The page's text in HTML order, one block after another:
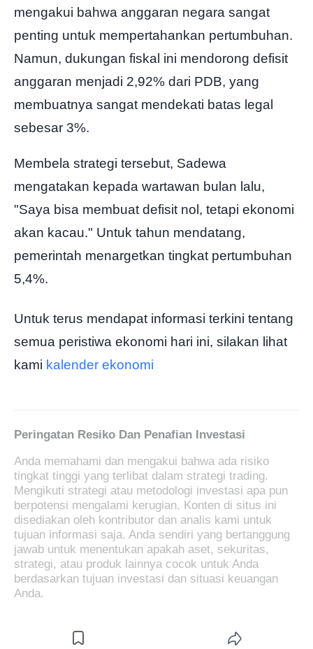
mengakui bahwa anggaran negara sangat
penting untuk mempertahankan pertumbuhan.
Namun, dukungan fiskal ini mendorong defisit
anggaran menjadi 2,92% dari PDB, yang
membuatnya sangat mendekati batas legal
sebesar 3%.
Membela strategi tersebut, Sadewa
mengatakan kepada wartawan bulan lalu,
"Saya bisa membuat defisit nol, tetapi ekonomi
akan kacau." Untuk tahun mendatang,
pemerintah menargetkan tingkat pertumbuhan
5,4%.
Untuk terus mendapat informasi terkini tentang
semua peristiwa ekonomi hari ini, silakan lihat
kami kalender ekonomi
Peringatan Resiko Dan Penafian Investasi
Anda memahami dan mengakui bahwa ada risiko
tingkat tinggi yang terlibat dalam strategi trading.
Mengikuti strategi atau metodologi investasi apa pun
berpotensi mengalami kerugian. Konten di situs ini
disediakan oleh kontributor dan analis kami untuk
tujuan informasi saja. Anda sendiri yang bertanggung
jawab untuk menentukan apakah aset, sekuritas,
strategi, atau produk lainnya cocok untuk Anda
berdasarkan tujuan investasi dan situasi keuangan
Anda.